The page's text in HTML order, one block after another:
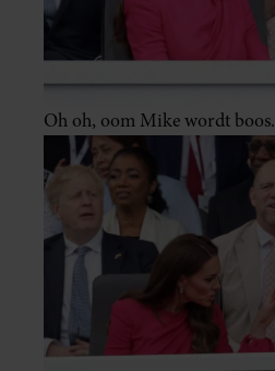
Oh oh, oom Mike wordt boos.